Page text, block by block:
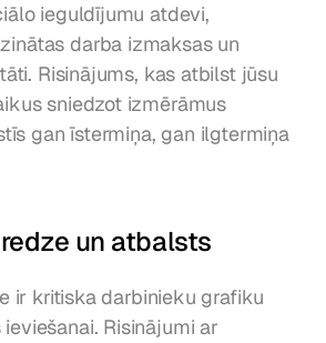
ieguldījumu atdevi,
darba izmaksas un
Risinājums, kas atbilst jūsu
sniedzot izmērāmus
gan īstermiņa, gan ilgtermiņa
un atbalsts
ir kritiska darbinieku grafiku
Risinājumi ar